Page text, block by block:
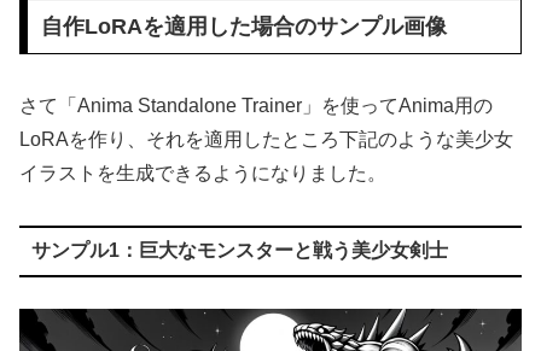
自作LoRAを適用した場合のサンプル画像
さて「Anima Standalone Trainer」を使ってAnima用の
LoRAを作り、それを適用したところ下記のような美少女
イラストを生成できるようになりました。
サンプル1：巨大なモンスターと戦う美少女剣士